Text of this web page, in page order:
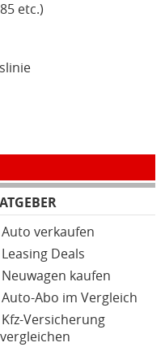
etc.)
Auto verkaufen
Leasing Deals
Neuwagen kaufen
Auto-Abo im Vergleich
Kfz-Versicherung
vergleichen